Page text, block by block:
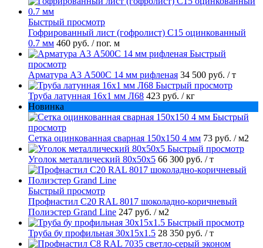
Быстрый просмотр
Гофрированный лист (гофролист) С15 оцинкованный
0.7 мм 460 руб. / пог. м
Быстрый
просмотр
Арматура А3 А500С 14 мм рифленая 34 500 руб. / т
Быстрый просмотр
Труба латунная 16х1 мм Л68 423 руб. / кг
Новинка
Быстрый
просмотр
Сетка оцинкованная сварная 150х150 4 мм 73 руб. / м2
Быстрый просмотр
Уголок металлический 80х50х5 66 300 руб. / т
Быстрый просмотр
Профнастил С20 RAL 8017 шоколадно-коричневый
Полиэстер Grand Line 247 руб. / м2
Быстрый просмотр
Труба бу профильная 30х15х1.5 28 350 руб. / т